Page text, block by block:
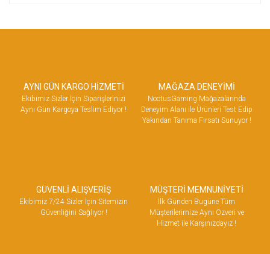
AYNI GÜN KARGO HİZMETİ
Ekibimiz Sizler İçin Siparişlerinizi
Aynı Gün Kargoya Teslim Ediyor !
MAĞAZA DENEYİMİ
NoctusGaming Mağazalarında
Deneyim Alanı ile Ürünleri Test Edip
Yakından Tanıma Fırsatı Sunuyor !
GÜVENLİ ALIŞVERİŞ
Ekibimiz 7/24 Sizler İçin Sitemizin
Güvenliğini Sağlıyor !
MÜŞTERİ MEMNUNİYETİ
İlk Günden Bugüne Tüm
Müşterilerimize Aynı Özveri ve
Hizmet ile Karşınızdayız !